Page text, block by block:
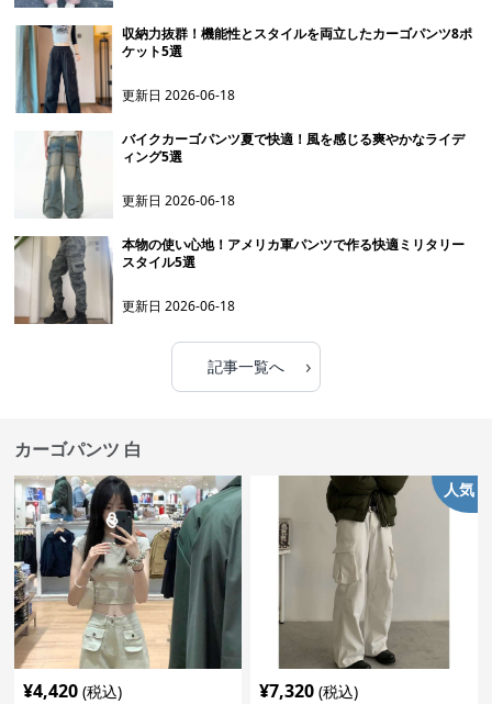
収納力抜群！機能性とスタイルを両立したカーゴパンツ8ポ
ケット5選
更新日2026-06-18
バイクカーゴパンツ夏で快適！風を感じる爽やかなライデ
ィング5選
更新日2026-06-18
本物の使い心地！アメリカ軍パンツで作る快適ミリタリー
スタイル5選
更新日2026-06-18
記事一覧へ ›
カーゴパンツ 白
¥4,420 (税込)
人気
¥7,320 (税込)